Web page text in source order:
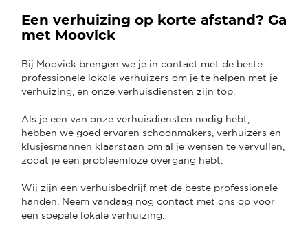
Een verhuizing op korte afstand? Ga
met Moovick
Bij Moovick brengen we je in contact met de beste
professionele lokale verhuizers om je te helpen met je
verhuizing, en onze verhuisdiensten zijn top.
Als je een van onze verhuisdiensten nodig hebt,
hebben we goed ervaren schoonmakers, verhuizers en
klusjesmannen klaarstaan om al je wensen te vervullen,
zodat je een probleemloze overgang hebt.
Wij zijn een verhuisbedrijf met de beste professionele
handen. Neem vandaag nog contact met ons op voor
een soepele lokale verhuizing.